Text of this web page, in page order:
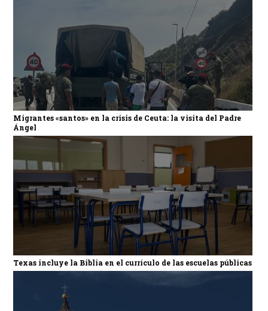
Migrantes «santos» en la crisis de Ceuta: la visita del Padre
Ángel
Texas incluye la Biblia en el currículo de las escuelas públicas